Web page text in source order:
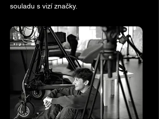
souladu s vizí značky.